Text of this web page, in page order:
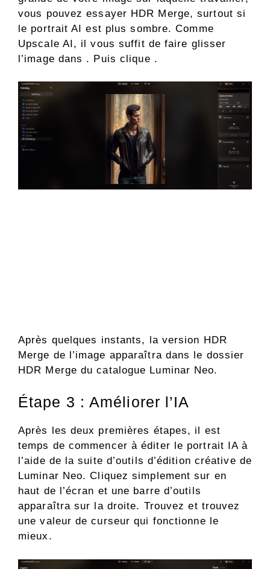
vous pouvez essayer HDR Merge, surtout si
le portrait AI est plus sombre. Comme
Upscale AI, il vous suffit de faire glisser
l’image dans . Puis clique .
Après quelques instants, la version HDR
Merge de l’image apparaîtra dans le dossier
HDR Merge du catalogue Luminar Neo.
Étape 3 : Améliorer l’IA
Après les deux premières étapes, il est
temps de commencer à éditer le portrait IA à
l’aide de la suite d’outils d’édition créative de
Luminar Neo. Cliquez simplement sur en
haut de l’écran et une barre d’outils
apparaîtra sur la droite. Trouvez et trouvez
une valeur de curseur qui fonctionne le
mieux.